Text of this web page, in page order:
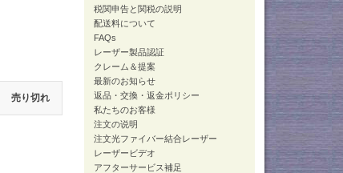
売り切れ
税関申告と関税の説明
配送料について
FAQs
レーザー製品認証
クレーム＆提案
最新のお知らせ
返品・交換・返金ポリシー
私たちのお客様
注文の说明
注文光ファイバー結合レーザー
レーザービデオ
アフターサービス補足